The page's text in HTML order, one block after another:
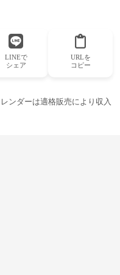
LINEで
シェア
URLを
コピー
ンダーは適格販売により収入